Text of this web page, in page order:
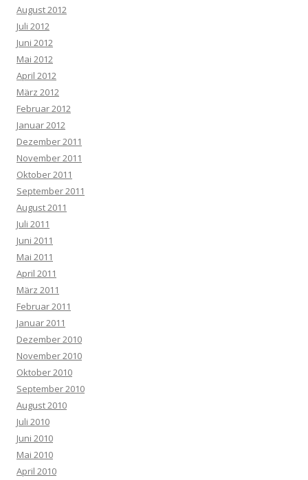
August 2012
Juli 2012
Juni 2012
Mai 2012
April 2012
März 2012
Februar 2012
Januar 2012
Dezember 2011
November 2011
Oktober 2011
September 2011
August 2011
Juli 2011
Juni 2011
Mai 2011
April 2011
März 2011
Februar 2011
Januar 2011
Dezember 2010
November 2010
Oktober 2010
September 2010
August 2010
Juli 2010
Juni 2010
Mai 2010
April 2010